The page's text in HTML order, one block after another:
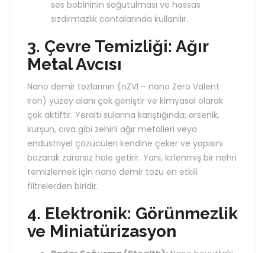
ses bobininin soğutulması ve hassas
sızdırmazlık contalarında kullanılır.
3. Çevre Temizliği: Ağır
Metal Avcısı
Nano demir tozlarının (nZVI – nano Zero Valent
Iron) yüzey alanı çok geniştir ve kimyasal olarak
çok aktiftir. Yeraltı sularına karıştığında; arsenik,
kurşun, cıva gibi zehirli ağır metalleri veya
endüstriyel çözücüleri kendine çeker ve yapısını
bozarak zararsız hale getirir. Yani, kirlenmiş bir nehri
temizlemek için nano demir tozu en etkili
filtrelerden biridir.
4. Elektronik: Görünmezlik
ve Miniatürizasyon